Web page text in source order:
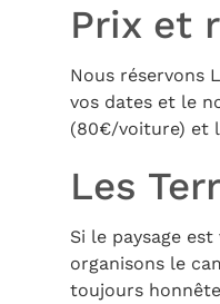
Prix et
Nous réservons
vos dates et le
(80€/voiture) et
Les
Si le paysage
organisons le
toujours